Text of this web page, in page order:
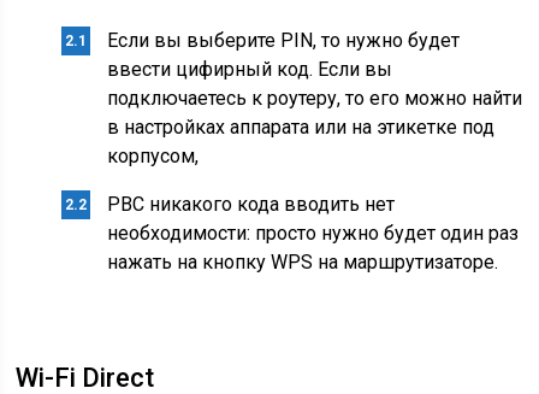
Если вы выберите PIN, то нужно будет
ввести цифирный код. Если вы
подключаетесь к роутеру, то его можно найти
в настройках аппарата или на этикетке под
корпусом,
PBC никакого кода вводить нет
необходимости: просто нужно будет один раз
нажать на кнопку WPS на маршрутизаторе.
Wi-Fi Direct